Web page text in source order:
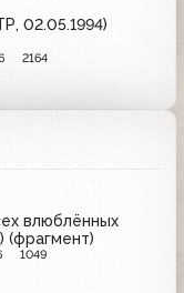
02.05.1994)
2164
влюблённых
(фрагмент)
1049